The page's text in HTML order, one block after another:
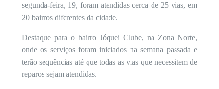
segunda-feira, 19, foram atendidas cerca de 25 vias, em
20 bairros diferentes da cidade.
Destaque para o bairro Jóquei Clube, na Zona Norte,
onde os serviços foram iniciados na semana passada e
terão sequências até que todas as vias que necessitem de
reparos sejam atendidas.